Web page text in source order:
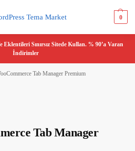
0
Eklentileri Sınırsız Sitede Kullan. % 90’a Varan
İndirimler
Tab Manager Premium
Tab Manager